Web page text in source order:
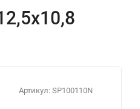
Артикул: SP100110N